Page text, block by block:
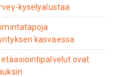
kyselyalustaa
kasvaessa
ovat